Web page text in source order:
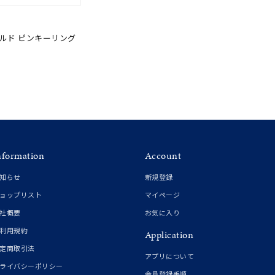
ド ピンキーリング
らせ
ップリスト
概要
用規約
商取引法
イバシーポリシー
Account
新規登録
マイページ
お気に入り
Application
アプリについて